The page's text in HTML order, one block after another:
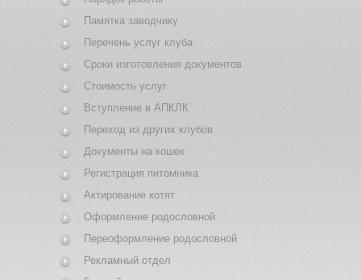
Памятка заводчику
Перечень услуг клуба
Сроки изготовления документов
Стоимость услуг
Вступление в АПКЛК
Переход из других клубов
Документы на кошек
Регистрация питомника
Актирование котят
Оформление родословной
Переоформление родословной
Рекламный отдел